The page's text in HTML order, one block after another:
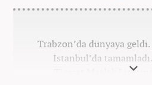
Trabzon’da dünyaya
İstanbul’da
Ticaret Meslek